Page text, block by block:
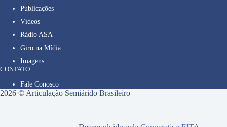
Publicações
Vídeos
Rádio ASA
Giro na Mídia
Imagens
CONTATO
Fale Conosco
2026 © Articulação Semiárido Brasileiro